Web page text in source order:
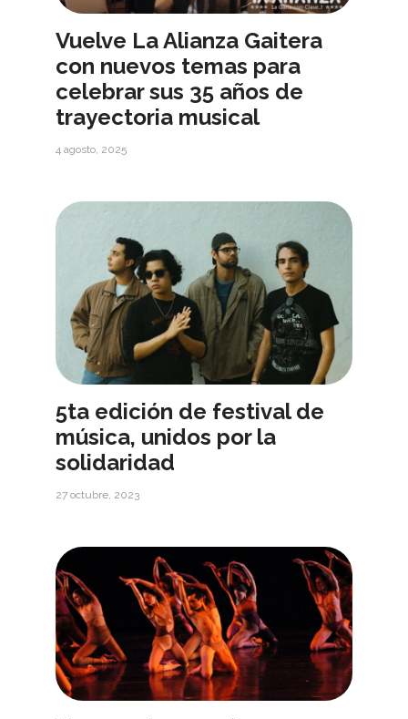
Vuelve La Alianza Gaitera
con nuevos temas para
celebrar sus 35 años de
trayectoria musical
4 agosto, 2025
5ta edición de festival de
música, unidos por la
solidaridad
27 octubre, 2023